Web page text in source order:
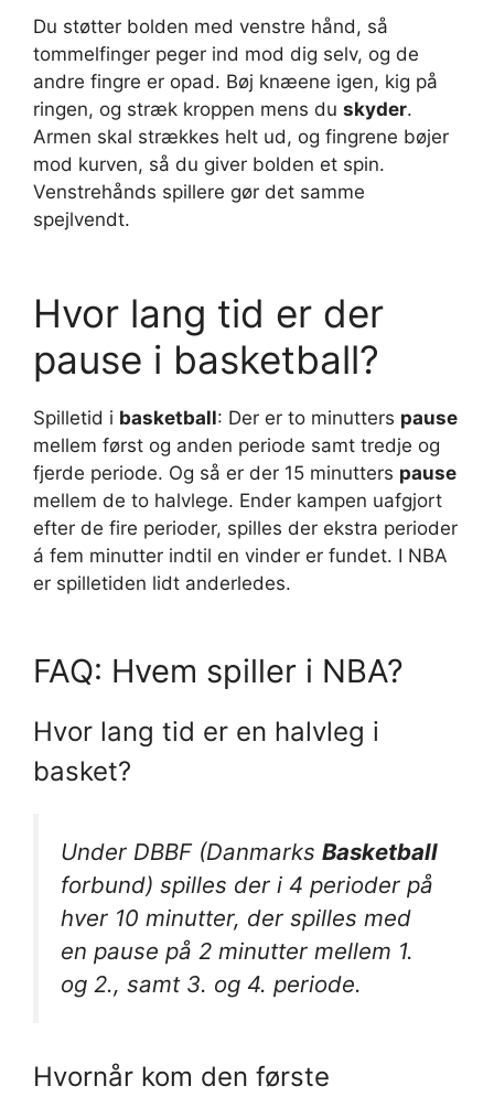
Du støtter bolden med venstre hånd, så
tommelfinger peger ind mod dig selv, og de
andre fingre er opad. Bøj knæene igen, kig på
ringen, og stræk kroppen mens du skyder.
Armen skal strækkes helt ud, og fingrene bøjer
mod kurven, så du giver bolden et spin.
Venstrehånds spillere gør det samme
spejlvendt.
Hvor lang tid er der
pause i basketball?
Spilletid i basketball: Der er to minutters pause
mellem først og anden periode samt tredje og
fjerde periode. Og så er der 15 minutters pause
mellem de to halvlege. Ender kampen uafgjort
efter de fire perioder, spilles der ekstra perioder
á fem minutter indtil en vinder er fundet. I NBA
er spilletiden lidt anderledes.
FAQ: Hvem spiller i NBA?
Hvor lang tid er en halvleg i
basket?
Under DBBF (Danmarks Basketball
forbund) spilles der i 4 perioder på
hver 10 minutter, der spilles med
en pause på 2 minutter mellem 1.
og 2., samt 3. og 4. periode.
Hvornår kom den første